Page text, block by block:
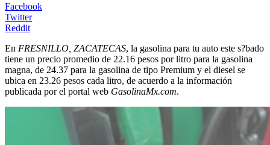
Facebook
Twitter
Reddit
En FRESNILLO, ZACATECAS, la gasolina para tu auto este s?bado
tiene un precio promedio de 22.16 pesos por litro para la gasolina
magna, de 24.37 para la gasolina de tipo Premium y el diesel se
ubica en 23.26 pesos cada litro, de acuerdo a la información
publicada por el portal web GasolinaMx.com.